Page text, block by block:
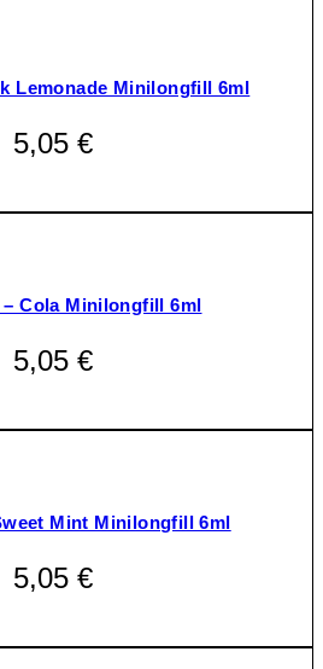
Lemonade Minilongfill 6ml
5,05 €
Cola Minilongfill 6ml
5,05 €
Mint Minilongfill 6ml
5,05 €